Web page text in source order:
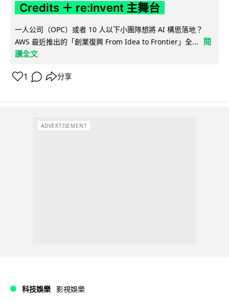
Credits ＋ re:Invent 主舞台
一人公司（OPC）或者 10 人以下小團隊想將 AI 構思落地？
AWS 最近推出的「創業復興 From Idea to Frontier」全...
閱
讀全文
1 分享
ADVERTISEMENT
科技娛樂 影視娛樂